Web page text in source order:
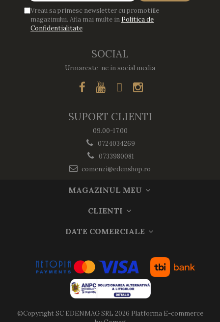
Vreau sa primesc newsletter cu promotiile
magazinului. Afla mai multe in Politica de
Confidentialitate
SOCIAL
Urmareste-ne in social media
SUPORT CLIENTI
09.00-17.00
0724034269
0733980081
comenzi@edenshop.ro
MAGAZINUL MEU
CLIENTI
DATE COMERCIALE
©Copyright SC EDENMAG SRL 2026 Platforma E-commerce